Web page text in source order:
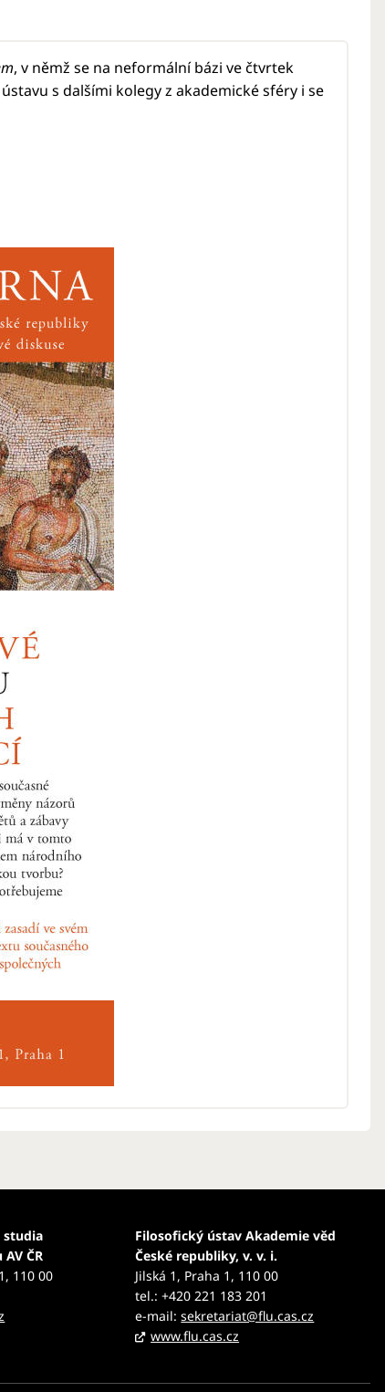
, v němž se na neformální bázi ve čtvrtek
s dalšími kolegy z akademické sféry i se
studia
ČR
110 00
Filosofický ústav Akademie věd
České republiky, v. v. i.
Jilská 1, Praha 1, 110 00
tel.: +420 221 183 201
e-mail:sekretariat@flu.cas.cz
www.flu.cas.cz